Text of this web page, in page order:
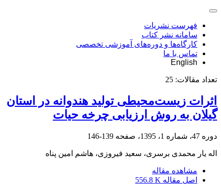
فهرست نشریات
سامانه نشر کتاب
کارگاه‌ها و دوره‌های آموزشی تخصصی
تماس با ما
English
تعداد مقالات: 25
اثرات زیست‌محیطی تولید هندوانه در استان
گیلان به روش ارزیابی چرخه حیات
دوره 47، شماره 1، 1395، صفحه 139-146
اله یار محمدی برسری، سعید فیروزی، هاشم امین پناه
مشاهده مقاله
اصل مقاله 556.8 K